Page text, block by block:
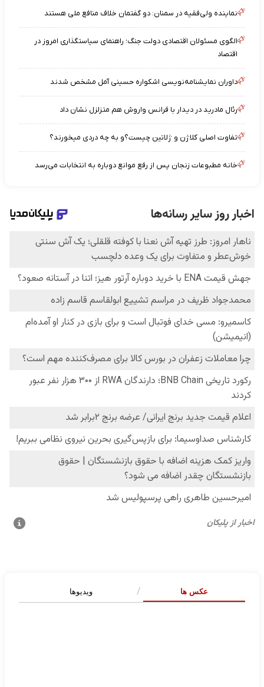
نماینده ولی‌فقیه در سمنان: دو گفتمان خلاف منافع ملی هستند
الگوی مسئولان اقتصادی دولت جنگ؛ راهنمای سیاستگذاری امروز در
اقتصاد
داوران نمایشنامه‌نویسی اشکواره حسینی آمل مشخص شدند
رئال مادرید در دیدار با فرانس واروش هم متزلزل نشان داد
تفاوت اصلی کلاژن و ژلاتین چیست؟و به چه دردی میخورند؟
خانه مطبوعات زنجان پس از رفع موانع دوباره به انتخابات می‌رسد
عکس ها ویدیوها